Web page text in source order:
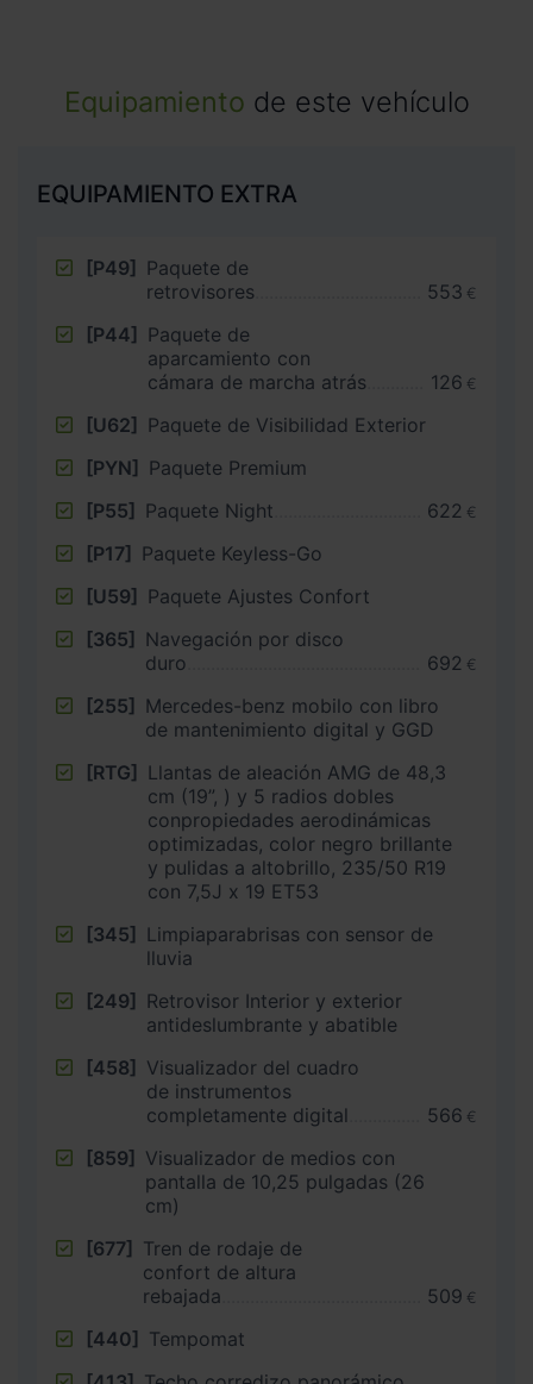
Equipamiento de este vehículo
EQUIPAMIENTO EXTRA
[P49] Paquete de
retrovisores
553 €
[P44] Paquete de
aparcamiento con
cámara de marcha atrás
126 €
[U62] Paquete de Visibilidad Exterior
[PYN] Paquete Premium
[P55] Paquete Night 622 €
[P17] Paquete Keyless-Go
[U59] Paquete Ajustes Confort
[365] Navegación por disco
duro
692 €
[255] Mercedes-benz mobilo con libro
de mantenimiento digital y GGD
[RTG] Llantas de aleación AMG de 48,3
cm (19”, ) y 5 radios dobles
conpropiedades aerodinámicas
optimizadas, color negro brillante
y pulidas a altobrillo, 235/50 R19
con 7,5J x 19 ET53
[345] Limpiaparabrisas con sensor de
lluvia
[249] Retrovisor Interior y exterior
antideslumbrante y abatible
[458] Visualizador del cuadro
de instrumentos
completamente digital
566 €
[859] Visualizador de medios con
pantalla de 10,25 pulgadas (26
cm)
[677] Tren de rodaje de
confort de altura
rebajada
509 €
[440] Tempomat